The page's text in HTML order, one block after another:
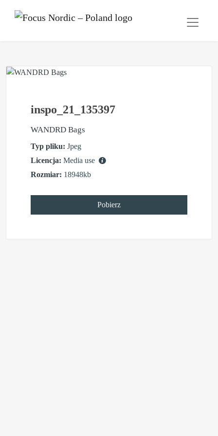
inspo_21_135397
WANDRD Bags
Typ pliku: Jpeg
Licencja: Media use
Rozmiar: 18948kb
Pobierz